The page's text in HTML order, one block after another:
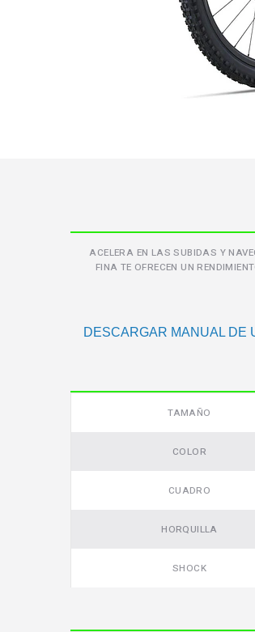
ACELERA EN LAS SUBIDAS Y
FINA TE OFRECEN UN
DESCARGAR MANUAL DE
TAMAÑO
COLOR
CUADRO
HORQUILLA
SHOCK